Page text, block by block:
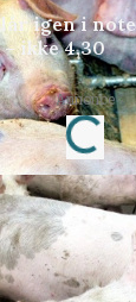
igen i
ikke 4,30
Annonce
Loading...